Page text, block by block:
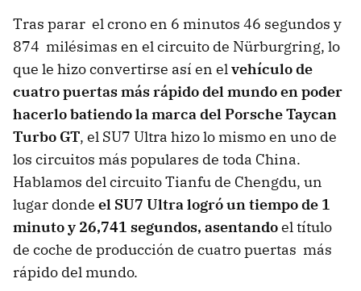
Tras parar el crono en 6 minutos 46 segundos y
874 milésimas en el circuito de Nürburgring, lo
que le hizo convertirse así en elvehículo de
cuatro puertas más rápido del mundo en poder
hacerlo batiendo la marca del Porsche Taycan
Turbo GT, el SU7 Ultra hizo lo mismo en uno de
los circuitos más populares de toda China.
Hablamos del circuito Tianfu de Chengdu, un
lugar donde el SU7 Ultra logró un tiempo de 1
minuto y 26,741 segundos, asentandoel título
de coche de producción de cuatro puertas más
rápido del mundo.